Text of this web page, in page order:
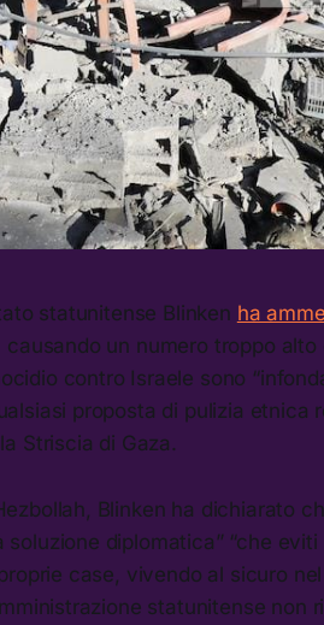
statunitense Blinken ha
un numero troppo alto
contro Israele sono
proposta di pulizia etnica
Striscia di Gaza.
Blinken ha dichiarato
diplomatica” “che eviti
case, vivendo al sicuro
statunitense non